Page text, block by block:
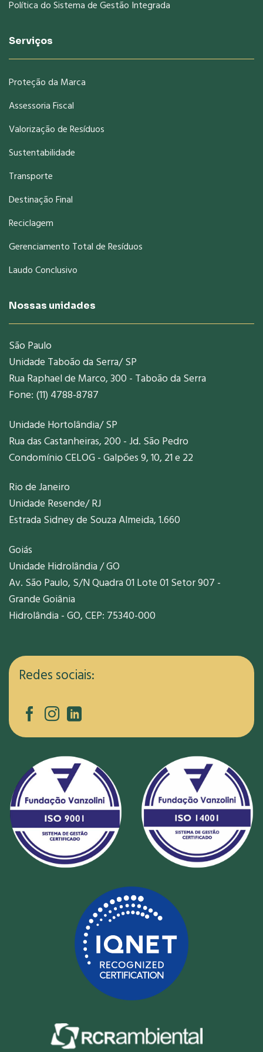
Política do Sistema de Gestão Integrada
Serviços
Proteção da Marca
Assessoria Fiscal
Valorização de Resíduos
Sustentabilidade
Transporte
Destinação Final
Reciclagem
Gerenciamento Total de Resíduos
Laudo Conclusivo
Nossas unidades
São Paulo
Unidade Taboão da Serra/ SP
Rua Raphael de Marco, 300 - Taboão da Serra
Fone: (11) 4788-8787
Unidade Hortolândia/ SP
Rua das Castanheiras, 200 - Jd. São Pedro
Condomínio CELOG - Galpões 9, 10, 21 e 22
Rio de Janeiro
Unidade Resende/ RJ
Estrada Sidney de Souza Almeida, 1.660
Goiás
Unidade Hidrolândia / GO
Av. São Paulo, S/N Quadra 01 Lote 01 Setor 907 -
Grande Goiânia
Hidrolândia - GO, CEP: 75340-000
Redes sociais: